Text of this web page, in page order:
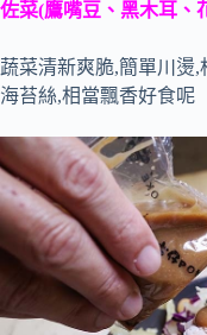
佐菜(鷹嘴豆、黑木耳、
蔬菜清新爽脆,簡單川燙
海苔絲,相當飄香好食呢